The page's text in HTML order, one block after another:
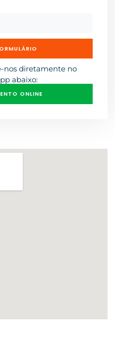
nos diretamente no
abaixo:
ONLINE